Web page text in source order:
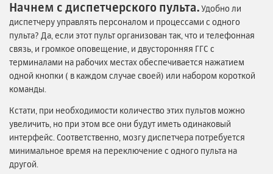
Начнем с диспетчерского пульта.Удобно ли
диспетчеру управлять персоналом и процессами с одного
пульта? Да, если этот пульт организован так, что и телефонная
связь, и громкое оповещение, и двусторонняя ГГС с
терминалами на рабочих местах обеспечивается нажатием
одной кнопки ( в каждом случае своей) или набором короткой
команды.
Кстати, при необходимости количество этих пультов можно
увеличить, но при этом все они будут иметь одинаковый
интерфейс. Соответственно, мозгу диспетчера потребуется
минимальное время на переключение с одного пульта на
другой.